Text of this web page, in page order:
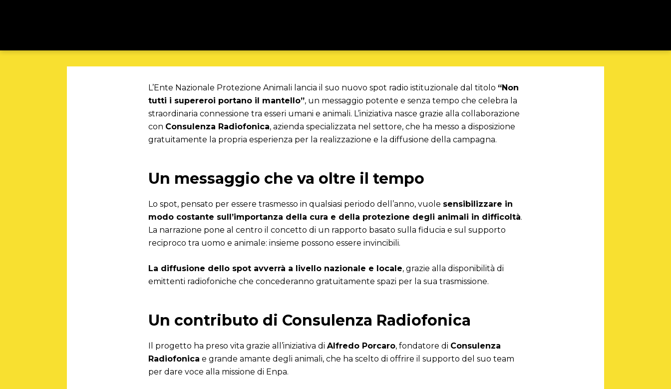
L’Ente Nazionale Protezione Animali lancia il suo nuovo spot radio istituzionale dal titolo “Non
tutti i supereroi portano il mantello”, un messaggio potente e senza tempo che celebra la
straordinaria connessione tra esseri umani e animali. L’iniziativa nasce grazie alla collaborazione
con Consulenza Radiofonica, azienda specializzata nel settore, che ha messo a disposizione
gratuitamente la propria esperienza per la realizzazione e la diffusione della campagna.
Un messaggio che va oltre il tempo
Lo spot, pensato per essere trasmesso in qualsiasi periodo dell’anno, vuole sensibilizzare in
modo costante sull’importanza della cura e della protezione degli animali in difficoltà.
La narrazione pone al centro il concetto di un rapporto basato sulla fiducia e sul supporto
reciproco tra uomo e animale: insieme possono essere invincibili.
La diffusione dello spot avverrà a livello nazionale e locale, grazie alla disponibilità di
emittenti radiofoniche che concederanno gratuitamente spazi per la sua trasmissione.
Un contributo di Consulenza Radiofonica
Il progetto ha preso vita grazie all’iniziativa di Alfredo Porcaro, fondatore di Consulenza
Radiofonica e grande amante degli animali, che ha scelto di offrire il supporto del suo team
per dare voce alla missione di Enpa.